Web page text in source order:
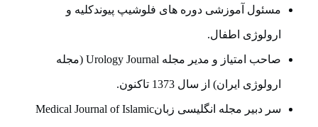
مسئول آموزشی دوره های فلوشیپ پیوندکلیه و
ارولوژی اطفال.
صاحب امتیاز و مدیر مجله Urology Journal (مجله
ارولوژی ایران) از سال 1373 تاکنون.
سر دبیر مجله انگلیسی زبانMedical Journal of Islamic